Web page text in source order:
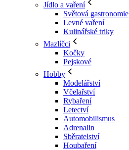
Jídlo a vaření
Světová gastronomie
Levné vaření
Kulinářské triky
Mazlíčci
Kočky
Pejskové
Hobby
Modelářství
Včelařství
Rybaření
Letectví
Automobilismus
Adrenalin
Sběratelství
Houbaření